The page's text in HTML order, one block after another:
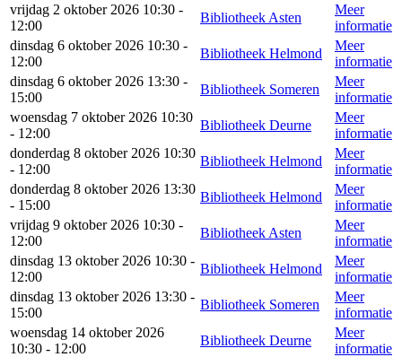
vrijdag 2 oktober 2026 10:30 -
12:00
Bibliotheek Asten
Meer
informatie
dinsdag 6 oktober 2026 10:30 -
12:00
Bibliotheek Helmond
Meer
informatie
dinsdag 6 oktober 2026 13:30 -
15:00
Bibliotheek Someren
Meer
informatie
woensdag 7 oktober 2026 10:30
- 12:00
Bibliotheek Deurne
Meer
informatie
donderdag 8 oktober 2026 10:30
- 12:00
Bibliotheek Helmond
Meer
informatie
donderdag 8 oktober 2026 13:30
- 15:00
Bibliotheek Helmond
Meer
informatie
vrijdag 9 oktober 2026 10:30 -
12:00
Bibliotheek Asten
Meer
informatie
dinsdag 13 oktober 2026 10:30 -
12:00
Bibliotheek Helmond
Meer
informatie
dinsdag 13 oktober 2026 13:30 -
15:00
Bibliotheek Someren
Meer
informatie
woensdag 14 oktober 2026
10:30 - 12:00
Bibliotheek Deurne
Meer
informatie